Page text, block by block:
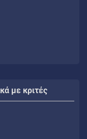
με κριτές